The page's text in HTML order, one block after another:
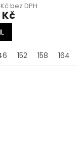
bez DPH
Kč
152 158 164